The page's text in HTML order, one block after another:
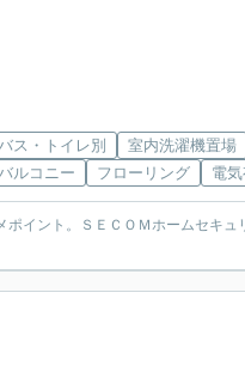
ス・トイレ別 室内洗濯機置場
ルコニー
フローリング 電
イント。ＳＥＣＯＭホームセキュ